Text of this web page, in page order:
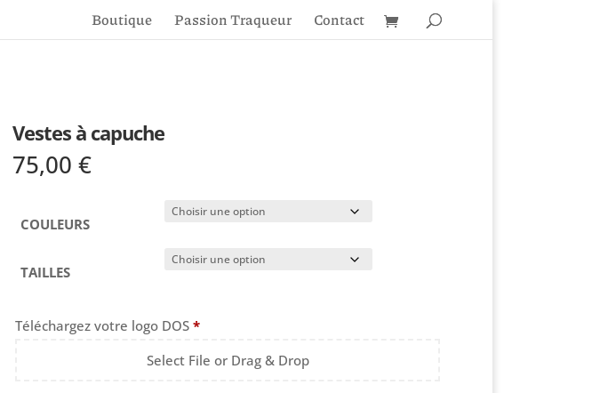
Boutique Passion Traqueur Contact
Vestes à capuche
75,00€
COULEURS
TAILLES
Téléchargez votre logo DOS*
Select File or Drag & Drop